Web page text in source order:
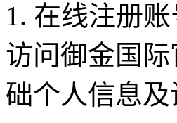
1. 在线注册账
访问御金国
础个人信息